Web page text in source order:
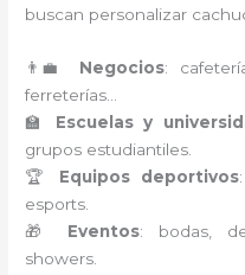
buscan personalizar
👨‍💼 Negocios:
ferreterías…
🏫 Escuelas y
grupos estudiantiles.
🏆 Equipos deportivos
esports.
🎁 Eventos: bodas,
showers.